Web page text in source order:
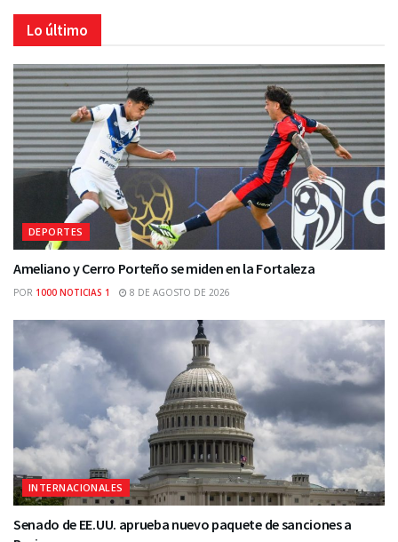
Lo último
DEPORTES
Ameliano y Cerro Porteño se miden en la Fortaleza
POR 1000 NOTICIAS 1 8 DE AGOSTO DE 2026
INTERNACIONALES
Senado de EE.UU. aprueba nuevo paquete de sanciones a